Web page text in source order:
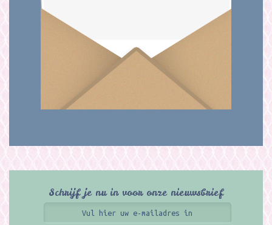
Schrijf je nu in voor onze nieuwsbrief